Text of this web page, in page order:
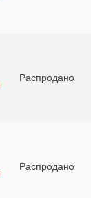
Распродано
Распродано